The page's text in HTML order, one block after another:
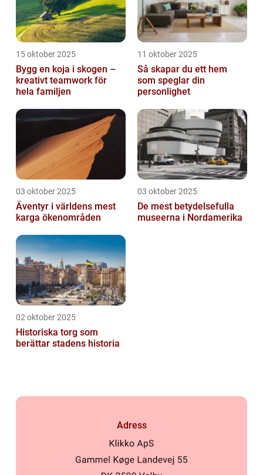
15 oktober 2025
Bygg en koja i skogen –
kreativt teamwork för
hela familjen
11 oktober 2025
Så skapar du ett hem
som speglar din
personlighet
03 oktober 2025
Äventyr i världens mest
karga ökenområden
03 oktober 2025
De mest betydelsefulla
museerna i Nordamerika
02 oktober 2025
Historiska torg som
berättar stadens historia
Adress